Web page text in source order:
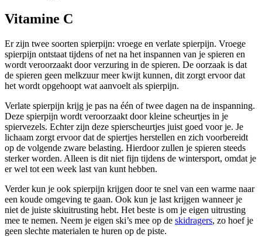
Vitamine C
Er zijn twee soorten spierpijn: vroege en verlate spierpijn. Vroege
spierpijn ontstaat tijdens of net na het inspannen van je spieren en
wordt veroorzaakt door verzuring in de spieren. De oorzaak is dat
de spieren geen melkzuur meer kwijt kunnen, dit zorgt ervoor dat
het wordt opgehoopt wat aanvoelt als spierpijn.
Verlate spierpijn krijg je pas na één of twee dagen na de inspanning.
Deze spierpijn wordt veroorzaakt door kleine scheurtjes in je
spiervezels. Echter zijn deze spierscheurtjes juist goed voor je. Je
lichaam zorgt ervoor dat de spiertjes herstellen en zich voorbereidt
op de volgende zware belasting. Hierdoor zullen je spieren steeds
sterker worden. Alleen is dit niet fijn tijdens de wintersport, omdat je
er wel tot een week last van kunt hebben.
Verder kun je ook spierpijn krijgen door te snel van een warme naar
een koude omgeving te gaan. Ook kun je last krijgen wanneer je
niet de juiste skiuitrusting hebt. Het beste is om je eigen uitrusting
mee te nemen. Neem je eigen ski’s mee op de skidragers, zo hoef je
geen slechte materialen te huren op de piste.